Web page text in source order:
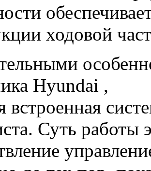
ходовой
Hyundai ,
встроенная
Суть работы